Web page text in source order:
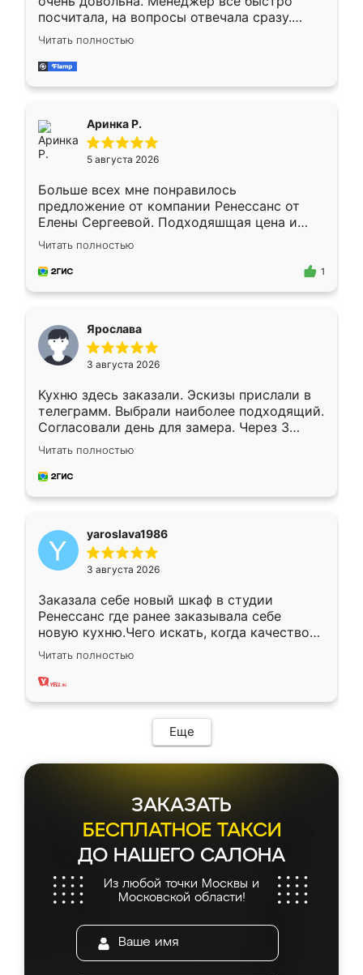
посчитала, на вопросы отвечала сразу.
Замерщик приехал в субботу, подошёл к
делу со всей ответственностью. Собрали
за день, ребята работали аккуратно, даже
Читать полностью
Аринка Р.
5 августа 2026
Больше всех мне понравилось
предложение от компании Ренессанс от
Елены Сергеевой. Подходяшщая цена и
короткие сроки изготовления. Приехавший
для замера сотрудник Владислав
предложил по моему эскизу самый
Читать полностью
1
Ярослава
3 августа 2026
Кухню здесь заказали. Эскизы прислали в
телеграмм. Выбрали наиболее подходящий.
Согласовали день для замера. Через 3
недели кухня была уже готова. Остались
довольны работой. Спасибо Ренессанс
мебель за качественную работу!
Читать полностью
yaroslava1986
3 августа 2026
Заказала себе новый шкаф в студии
Ренессанс где ранее заказывала себе
новую кухню.Чего искать, когда качеством
вполне довольна. Служит кухня уже почти
два года, нареканий нет.
Читать полностью
Еще
ЗАКАЗАТЬ
БЕСПЛАТНОЕ ТАКСИ
ДО НАШЕГО САЛОНА
Из любой точки Москвы и
Московской области!